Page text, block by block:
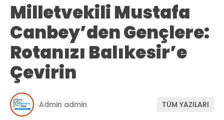
Milletvekili Mustafa
Canbey’den Gençlere:
Rotanızı Balıkesir’e
Çevirin
Admin admin TÜM YAZILARI